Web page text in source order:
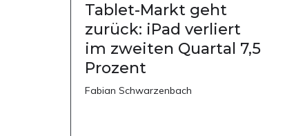
Tablet-Markt geht
zurück: iPad verliert
im zweiten Quartal 7,5
Prozent
Fabian Schwarzenbach